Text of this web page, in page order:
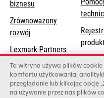
biznesu
a
tab
Zrównoważony
rozwój
Lexmark Partners
Lista
Ta witryna używa plików
komfortu użytkowania,
przeglądanie lub klikając opcję
na używanie przez nas plików